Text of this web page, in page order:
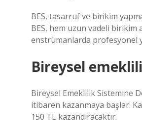
BES, tasarruf ve birikim
BES, hem uzun vadeli birikim
enstrümanlarda profesyonel
Bireysel
Bireysel Emeklilik Sistemine
itibaren kazanmaya başlar.
150 TL kazandıracaktır.